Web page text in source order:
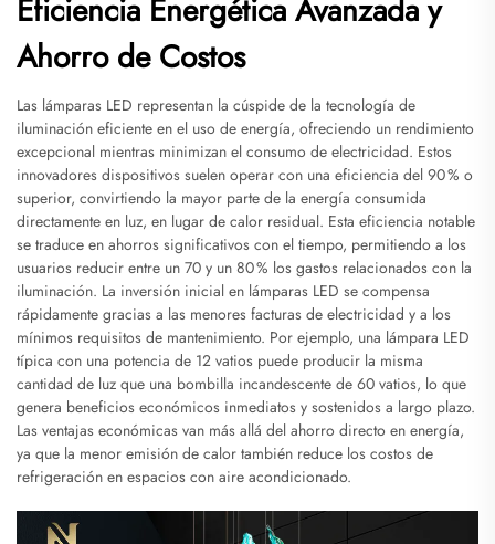
Eficiencia Energética Avanzada y
Ahorro de Costos
Las lámparas LED representan la cúspide de la tecnología de
iluminación eficiente en el uso de energía, ofreciendo un rendimiento
excepcional mientras minimizan el consumo de electricidad. Estos
innovadores dispositivos suelen operar con una eficiencia del 90 % o
superior, convirtiendo la mayor parte de la energía consumida
directamente en luz, en lugar de calor residual. Esta eficiencia notable
se traduce en ahorros significativos con el tiempo, permitiendo a los
usuarios reducir entre un 70 y un 80 % los gastos relacionados con la
iluminación. La inversión inicial en lámparas LED se compensa
rápidamente gracias a las menores facturas de electricidad y a los
mínimos requisitos de mantenimiento. Por ejemplo, una lámpara LED
típica con una potencia de 12 vatios puede producir la misma
cantidad de luz que una bombilla incandescente de 60 vatios, lo que
genera beneficios económicos inmediatos y sostenidos a largo plazo.
Las ventajas económicas van más allá del ahorro directo en energía,
ya que la menor emisión de calor también reduce los costos de
refrigeración en espacios con aire acondicionado.